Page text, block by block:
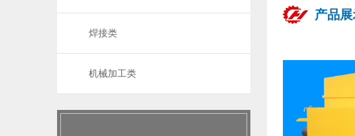
焊接类
机械加工类
产品